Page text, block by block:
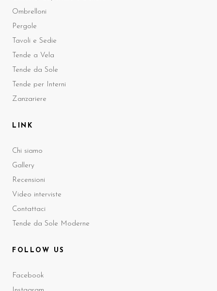
Ombrelloni
Pergole
Tavoli e Sedie
Tende a Vela
Tende da Sole
Tende per Interni
Zanzariere
LINK
Chi siamo
Gallery
Recensioni
Video interviste
Contattaci
Tende da Sole Moderne
FOLLOW US
Facebook